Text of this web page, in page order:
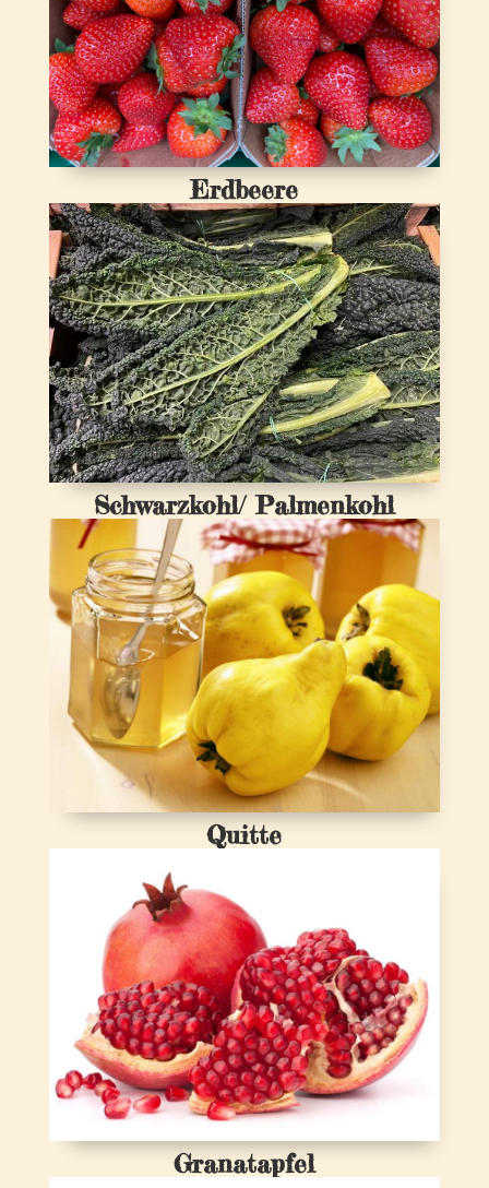
Erdbeere
Schwarzkohl/ Palmenkohl
Quitte
Granatapfel